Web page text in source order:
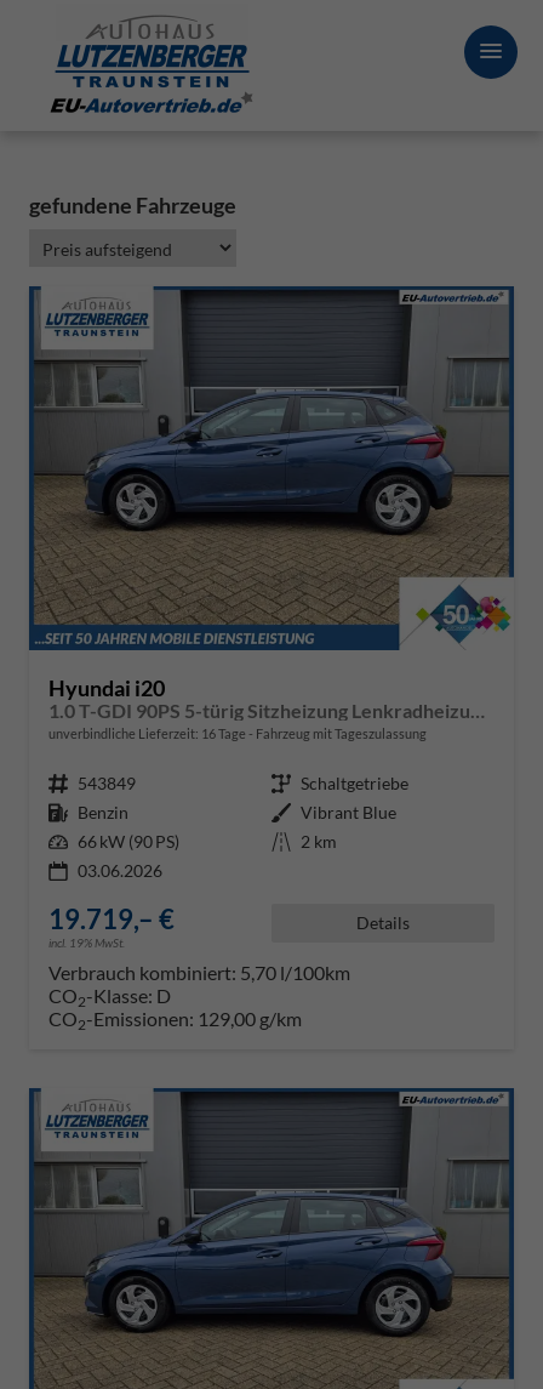
gefundene Fahrzeuge
Hyundai i20
1.0 T-GDI 90PS 5-türig Sitzheizung Lenkradheizung Rückf.Kamera PDC Klima Apple CarPlay Android Auto Tempomat Touchscreen
unverbindliche Lieferzeit: 16 Tage Fahrzeug mit Tageszulassung
Fahrzeugnr. 543849 Getriebe Schaltgetriebe
Kraftstoff Benzin Außenfarbe Vibrant Blue
Leistung 66 kW (90 PS) Kilometerstand 2 km
03.06.2026
19.719,– €
incl. 19% MwSt.
Details
Verbrauch kombiniert: 5,70 l/100km
CO2-Klasse: D
CO2-Emissionen: 129,00 g/km